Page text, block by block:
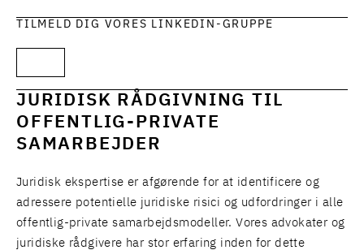
TILMELD DIG VORES LINKEDIN-GRUPPE
JURIDISK RÅDGIVNING TIL
OFFENTLIG-PRIVATE
SAMARBEJDER
Juridisk ekspertise er afgørende for at identificere og
adressere potentielle juridiske risici og udfordringer i alle
offentlig-private samarbejdsmodeller. Vores advokater og
juridiske rådgivere har stor erfaring inden for dette